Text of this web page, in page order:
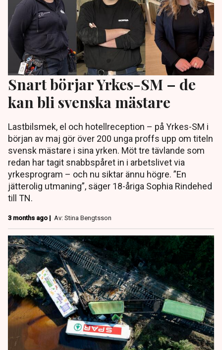
Snart börjar Yrkes-SM – de
kan bli svenska mästare
Lastbilsmek, el och hotellreception – på Yrkes-SM i
början av maj gör över 200 unga proffs upp om titeln
svensk mästare i sina yrken. Möt tre tävlande som
redan har tagit snabbspåret in i arbetslivet via
yrkesprogram – och nu siktar ännu högre. ”En
jätterolig utmaning”, säger 18-åriga Sophia Rindehed
till TN.
3 months ago | Av: Stina Bengtsson